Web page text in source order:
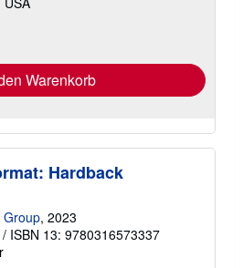
Warenkorb
Hardback
Group, 2023
/ ISBN 13: 9780316573337